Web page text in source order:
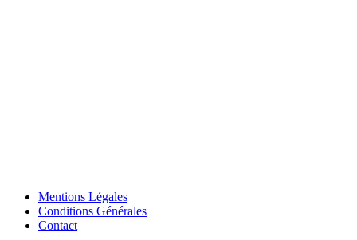
Mentions Légales
Conditions Générales
Contact